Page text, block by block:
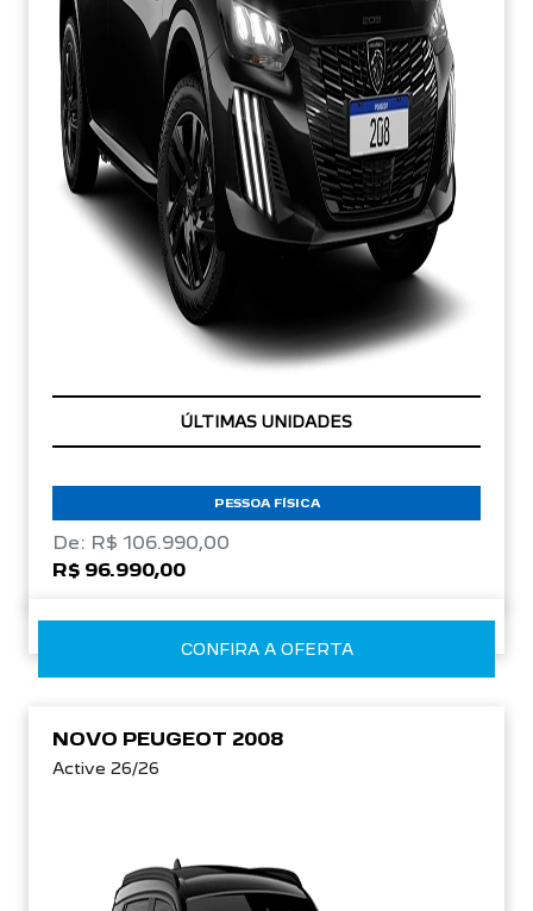
ÚLTIMAS UNIDADES
CONDIÇÃO IMPERDÍVEL
PESSOA FÍSICA
De: R$ 106.990,00
R$ 96.990,00
CONFIRA A OFERTA
NOVO PEUGEOT 2008
Active 26/26